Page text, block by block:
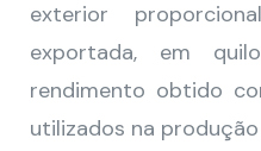
exterior
exportada, em
rendimento obtido
utilizados na